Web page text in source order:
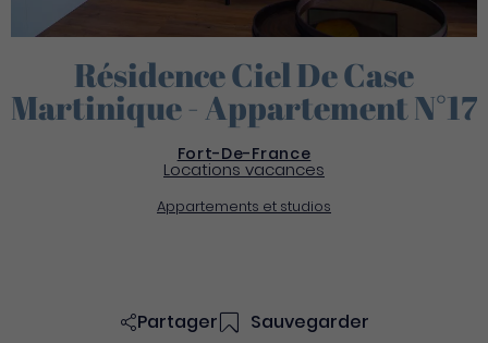
Résidence Ciel De Case
Martinique - Appartement N°17
Fort-De-France
Locations vacances
Appartements et studios
Partager Sauvegarder